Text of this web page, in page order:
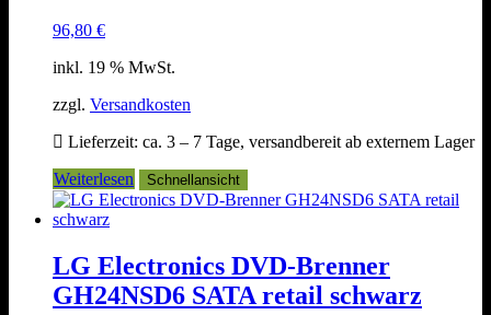
96,80 €
inkl. 19 % MwSt.
zzgl. Versandkosten
Lieferzeit: ca. 3 – 7 Tage, versandbereit ab externem Lager
Weiterlesen
Schnellansicht
LG Electronics DVD-Brenner
GH24NSD6 SATA retail schwarz